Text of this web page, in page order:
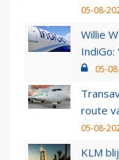
05-08-
Willie
05-
route
05-08-
KLM